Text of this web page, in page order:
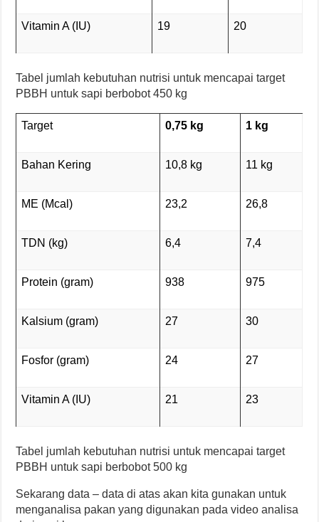
Vitamin A (IU) 19 20
Tabel jumlah kebutuhan nutrisi untuk mencapai target
PBBH untuk sapi berbobot 450 kg
Target 0,75 kg 1 kg
Bahan Kering 10,8 kg 11 kg
ME (Mcal) 23,2 26,8
TDN (kg) 6,4 7,4
Protein (gram) 938 975
Kalsium (gram) 27 30
Fosfor (gram) 24 27
Vitamin A (IU) 21 23
Tabel jumlah kebutuhan nutrisi untuk mencapai target
PBBH untuk sapi berbobot 500 kg
Sekarang data – data di atas akan kita gunakan untuk
menganalisa pakan yang digunakan pada video analisa